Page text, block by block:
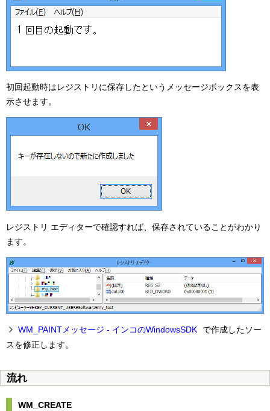
初回起動時はレジストリに保存したというメッセージボックスを表
示させます。
レジストリ エディターで確認すれば、保存されていることがわかり
ます。
WM_PAINTメッセージ - インコのWindowsSDK
で作成したソー
スを修正します。
流れ
WM_CREATE